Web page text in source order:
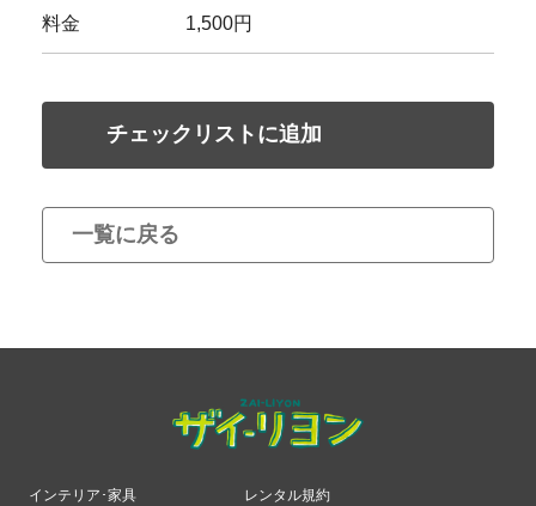
料金 1,500円
チェックリストに追加
一覧に戻る
インテリア･家具 レンタル規約